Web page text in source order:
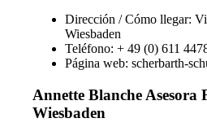
Dirección / Cómo llegar:
Wiesbaden
Teléfono: + 49 (0) 611
Página web: scherbarth-
Annette Blanche Asesora
Wiesbaden